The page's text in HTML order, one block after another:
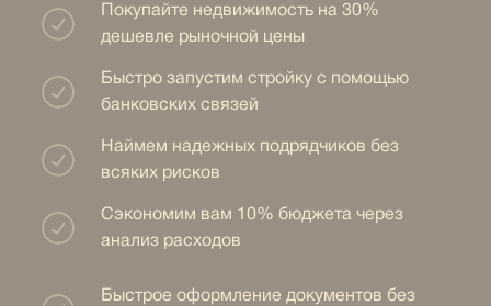
Быстрое оформление документов без
Сэкономим вам 10% бюджета через
анализ расходов
Покупайте недвижимость на 30%
дешевле рыночной цены
Наймем надежных подрядчиков без
всяких рисков
Быстро запустим стройку с помощью
банковских связей